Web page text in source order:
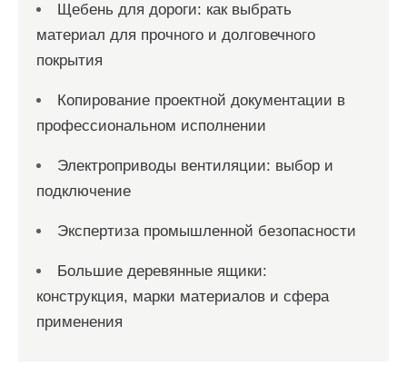
Щебень для дороги: как выбрать
материал для прочного и долговечного
покрытия
Копирование проектной документации в
профессиональном исполнении
Электроприводы вентиляции: выбор и
подключение
Экспертиза промышленной безопасности
Большие деревянные ящики:
конструкция, марки материалов и сфера
применения